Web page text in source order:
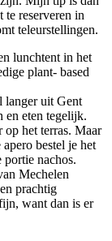
te reserveren in
teleurstellingen.
lunchtent in het
plant- based
langer uit Gent
en eten tegelijk.
het terras. Maar
bestel je het
portie nachos.
Mechelen
prachtig
want dan is er